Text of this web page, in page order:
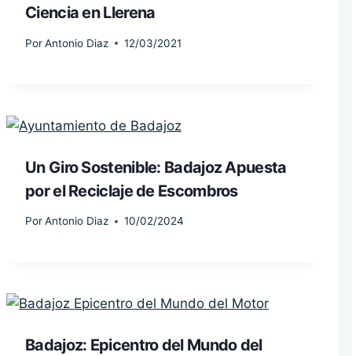
Ciencia en Llerena
PorAntonio Diaz 12/03/2021
Un Giro Sostenible: Badajoz Apuesta
por el Reciclaje de Escombros
PorAntonio Diaz 10/02/2024
Badajoz: Epicentro del Mundo del